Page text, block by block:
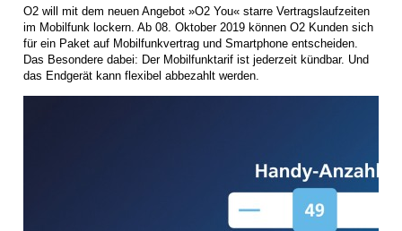
O2 will mit dem neuen Angebot »O2 You« starre Vertragslaufzeiten
im Mobilfunk lockern. Ab 08. Oktober 2019 können O2 Kunden sich
für ein Paket auf Mobilfunkvertrag und Smartphone entscheiden.
Das Besondere dabei: Der Mobilfunktarif ist jederzeit kündbar. Und
das Endgerät kann flexibel abbezahlt werden.